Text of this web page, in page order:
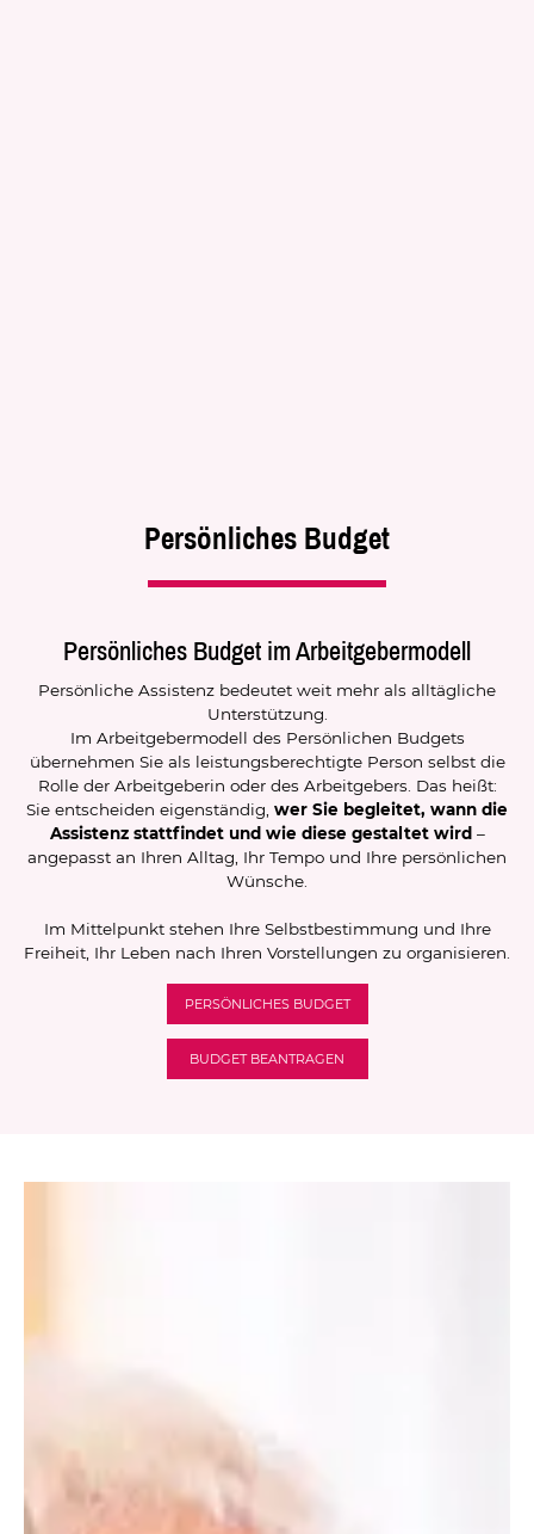
Persönliches Budget
Persönliches Budget im Arbeitgebermodell
Persönliche Assistenz bedeutet weit mehr als alltägliche
Unterstützung.
Im Arbeitgebermodell des Persönlichen Budgets
übernehmen Sie als leistungsberechtigte Person selbst die
Rolle der Arbeitgeberin oder des Arbeitgebers. Das heißt:
Sie entscheiden eigenständig, wer Sie begleitet, wann die
Assistenz stattfindet und wie diese gestaltet wird –
angepasst an Ihren Alltag, Ihr Tempo und Ihre persönlichen
Wünsche.
Im Mittelpunkt stehen Ihre Selbstbestimmung und Ihre
Freiheit, Ihr Leben nach Ihren Vorstellungen zu organisieren.
PERSÖNLICHES BUDGET
BUDGET BEANTRAGEN